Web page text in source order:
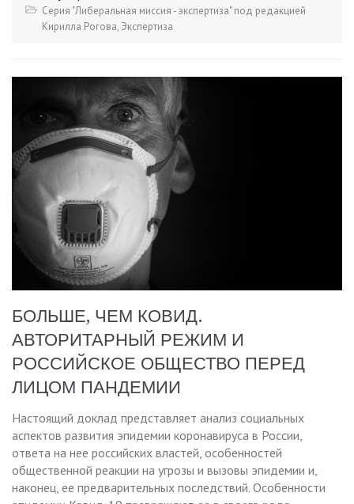
Серия "Либеральная миссия - экспертиза" под редакцией
Кирилла Рогова, Экспертиза
БОЛЬШЕ, ЧЕМ КОВИД.
АВТОРИТАРНЫЙ РЕЖИМ И
РОССИЙСКОЕ ОБЩЕСТВО ПЕРЕД
ЛИЦОМ ПАНДЕМИИ
Настоящий доклад представляет анализ социальных
аспектов развития эпидемии коронавируса в России,
ответа на нее российских властей, особенностей
общественной реакции на угрозы и вызовы эпидемии и,
наконец, ее предварительных последствий. Особенности